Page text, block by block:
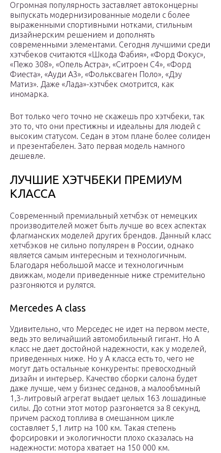
Огромная популярность заставляет автоконцерны
выпускать модернизированные модели с более
выраженными спортивными нотками, стильным
дизайнерским решением и дополнять
современными элементами. Сегодня лучшими среди
хэтчбеков считаются «Шкода Фабия», «Форд Фокус»,
«Пежо 308», «Опель Астра», «Ситроен С4», «Форд
Фиеста», «Ауди А3», «Фольксваген Поло», «Дэу
Матиз». Даже «Лада»-хэтчбек смотрится, как
иномарка.
Вот только чего точно не скажешь про хэтчбеки, так
это то, что они престижны и идеальны для людей с
высоким статусом. Седан в этом плане более солиден
и презентабелен. Зато первая модель намного
дешевле.
ЛУЧШИЕ ХЭТЧБЕКИ ПРЕМИУМ
КЛАССА
Современный премиальный хетчбэк от немецких
производителей может быть лучше во всех аспектах
флагманских моделей других брендов. Данный класс
хетчбэков не сильно популярен в России, однако
является самым интересным и технологичным.
Благодаря небольшой массе и технологичным
движкам, модели приведенные ниже стремительно
разгоняются и рулятся.
Mercedes A class
Удивительно, что Мерседес не идет на первом месте,
ведь это величайший автомобильный гигант. Но А
класс не дает достойной надежности, как у моделей,
приведенных ниже. Но у А класса есть то, чего не
могут дать остальные конкуренты: превосходный
дизайн и интерьер. Качество сборки салона будет
даже лучше, чем у бизнес седанов, а малообъмный
1,3-литровый агрегат выдает целых 163 лошадиные
силы. До сотни этот мотор разгоняется за 8 секунд,
причем расход топлива в смешанном цикле
составляет 5,1 литр на 100 км. Такая степень
форсировки и экологичности плохо сказалась на
надежности: мотора хватает на 150 000 км.